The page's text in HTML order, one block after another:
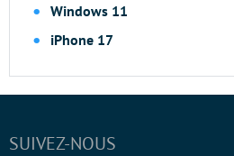
Windows 11
iPhone 17
SUIVEZ-NOUS